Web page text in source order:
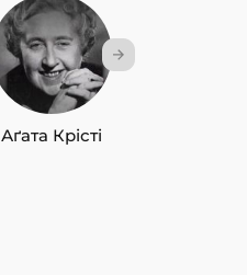
Аґата Крісті